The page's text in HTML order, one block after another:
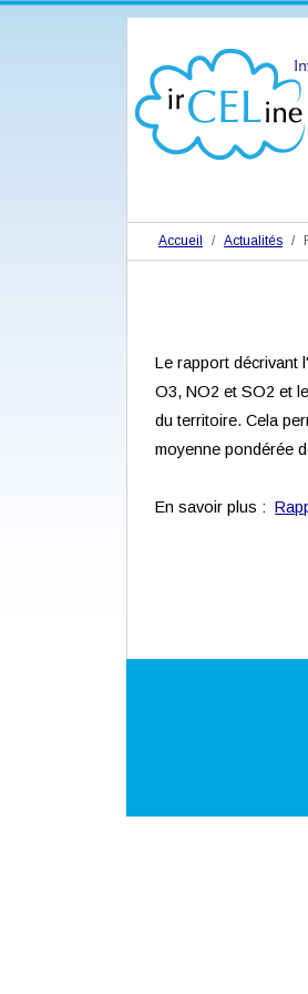
Accueil Actualités
Le rapport décrivant
O3, NO2 et SO2 et
du territoire. Cela
moyenne pondérée
En savoir plus :